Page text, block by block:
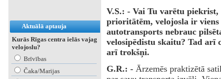
Aktuālā aptauja
Kurās Rīgas centra ielās vajag
velojoslu?
Brīvības
Čaka/Marijas
V.S.: - Vai Tu varētu piekrist,
prioritātēm, velojosla ir
autotransports nebrauc
velosipēdistu skaitu? Tad arī
arī trokšņi.
G.R.: -Ārzemēs praktizētā